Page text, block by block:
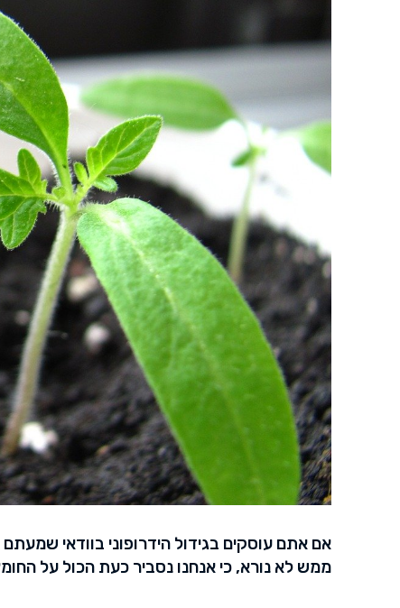
אם אתם עוסקים בגידול הידרופוני בוודאי
ממש לא נורא, כי אנחנו נסביר כעת הכול על